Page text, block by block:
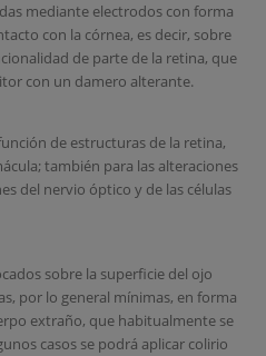
mediante electrodos con forma
con la córnea, es decir, sobre
de parte de la retina, que
con un damero alterante.
de estructuras de la retina,
también para las alteraciones
del nervio óptico y de las células
sobre la superficie del ojo
por lo general mínimas, en forma
extraño, que habitualmente se
casos se podrá aplicar colirio